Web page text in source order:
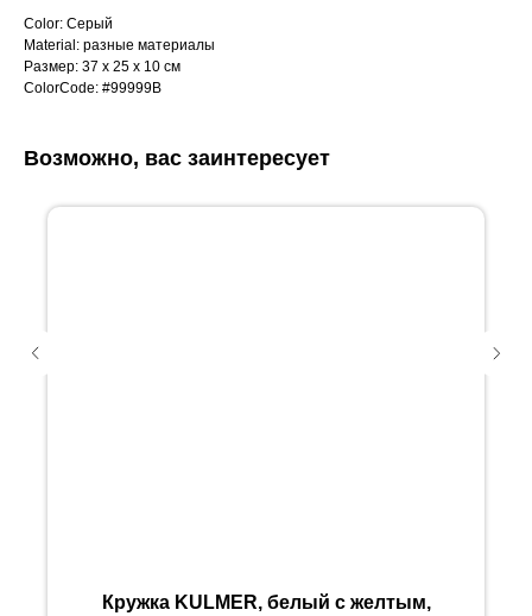
Color: Серый
Material: разные материалы
Размер: 37 x 25 x 10 см
ColorCode: #99999B
Возможно, вас заинтересует
Кружка KULMER, белый с желтым,